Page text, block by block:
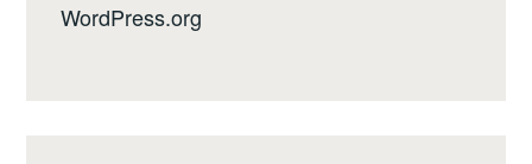
WordPress.org